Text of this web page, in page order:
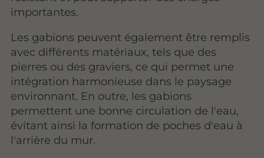
importantes.
Les gabions peuvent également être remplis
avec différents matériaux, tels que des
pierres ou des graviers, ce qui permet une
intégration harmonieuse dans le paysage
environnant. En outre, les gabions
permettent une bonne circulation de l'eau,
évitant ainsi la formation de poches d'eau à
l'arrière du mur.